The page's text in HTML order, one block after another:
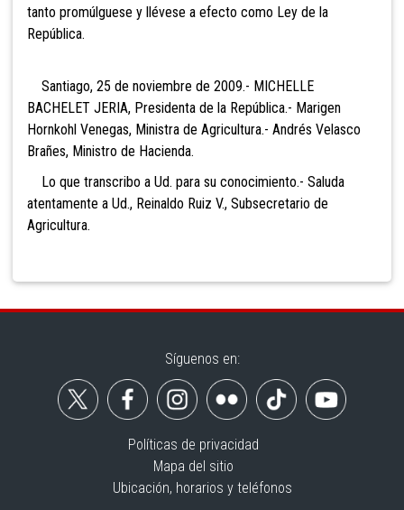
tanto promúlguese y llévese a efecto como Ley de la
República.
Santiago, 25 de noviembre de 2009.- MICHELLE
BACHELET JERIA, Presidenta de la República.- Marigen
Hornkohl Venegas, Ministra de Agricultura.- Andrés Velasco
Brañes, Ministro de Hacienda.
Lo que transcribo a Ud. para su conocimiento.- Saluda
atentamente a Ud., Reinaldo Ruiz V., Subsecretario de
Agricultura.
Síguenos en:
Políticas de privacidad
Mapa del sitio
Ubicación, horarios y teléfonos